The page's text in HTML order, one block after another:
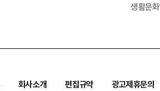
생활문
회사소개 편집규약
광고제휴문의